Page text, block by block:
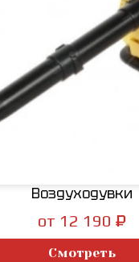
Воздуходувки
от 12 190 ₽
Смотреть